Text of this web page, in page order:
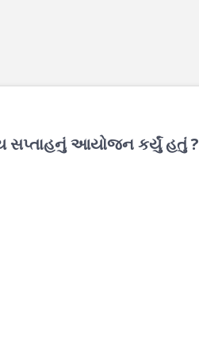
સપ્તાહનું આયોજન કર્યું હતું ?